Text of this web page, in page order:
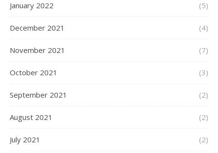
January 2022 (5)
December 2021 (4)
November 2021 (7)
October 2021 (3)
September 2021 (2)
August 2021 (2)
July 2021 (2)